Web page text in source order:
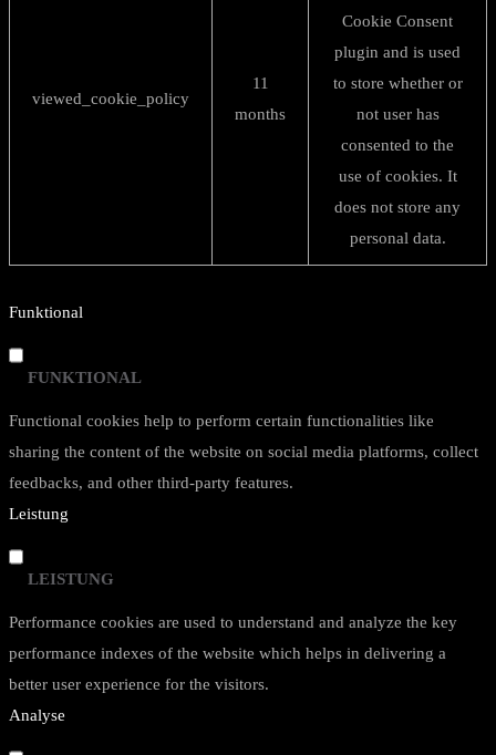
viewed_cookie_policy
11
months
Cookie Consent
plugin and is used
to store whether or
not user has
consented to the
use of cookies. It
does not store any
personal data.
Funktional
FUNKTIONAL
Functional cookies help to perform certain functionalities like
sharing the content of the website on social media platforms, collect
feedbacks, and other third-party features.
Leistung
LEISTUNG
Performance cookies are used to understand and analyze the key
performance indexes of the website which helps in delivering a
better user experience for the visitors.
Analyse